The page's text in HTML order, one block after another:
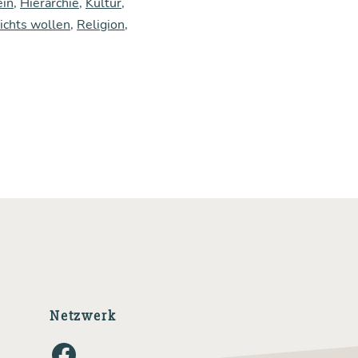
wollen, Religion,
Netzwerk